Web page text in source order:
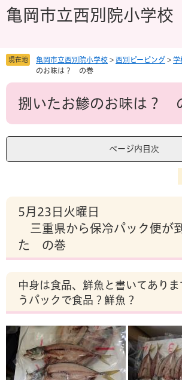
先
を
本
亀岡市立西別院小学校
現在地 亀岡市立西別院小学校 > 西別ピーピング > 学
のお味は？ の巻
本
捌いたお鯵のお味は？
ページ内目次
5月23日火曜日
三重県から保冷パック便が
た の巻
中身は食品、鮮魚と書いてありま
うパックで食品？鮮魚？